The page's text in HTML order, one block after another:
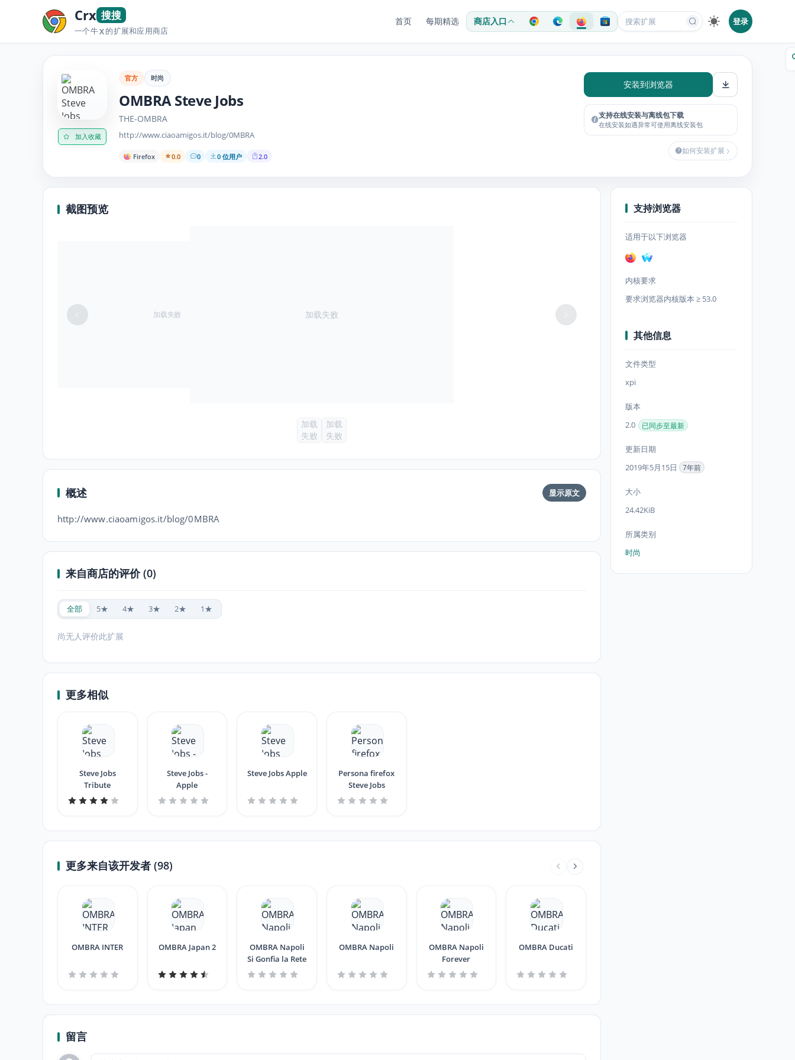
Crx 搜搜
一个牛X的扩展和应用商店
首页 每期精选 商店入口 登录
加入收藏
官方 时尚
OMBRA Steve Jobs
THE-OMBRA
http://www.ciaoamigos.it/blog/0MBRA
Firefox 0.0 0 0 位用户 2.0
安装到浏览器
支持在线安装与离线包下载
在线安装如遇异常可使用离线安装包
如何安装扩展
截图预览
加载失败 加载失败
加载
失败
加载
失败
概述 显示原文
http://www.ciaoamigos.it/blog/0MBRA
来自商店的评价 (0)
全部 5★ 4★ 3★ 2★ 1★
尚无人评价此扩展
更多相似
Steve Jobs
Tribute
Steve Jobs -
Apple
Steve Jobs Apple
Persona firefox
Steve Jobs
更多来自该开发者 (98)
OMBRA INTER OMBRA Japan 2
OMBRA Napoli
Si Gonfia la Rete
OMBRA Napoli
OMBRA Napoli
Forever
OMBRA Ducati
留言
支持浏览器
适用于以下浏览器
内核要求
要求浏览器内核版本 ≥ 53.0
其他信息
文件类型
xpi
版本
2.0
已同步至最新
更新日期
2019年5月15日
7年前
大小
24.42KiB
所属类别
时尚